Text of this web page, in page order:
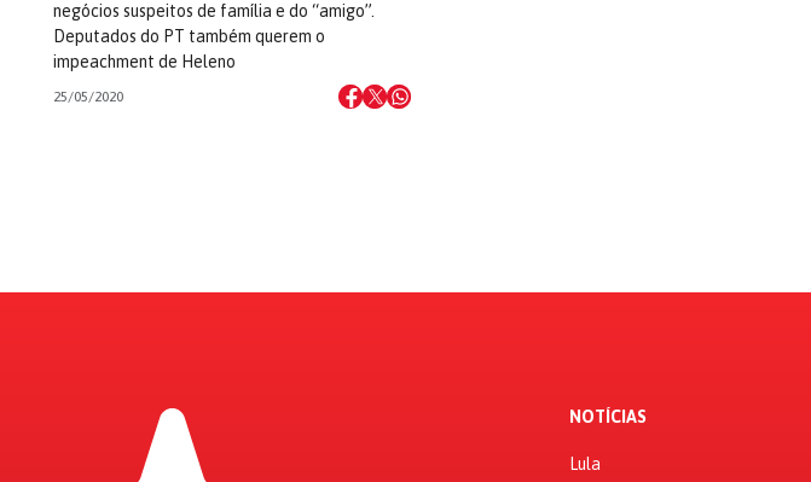
negócios suspeitos de família e do “amigo”.
Deputados do PT também querem o
impeachment de Heleno
25/05/2020
NOTÍCIAS
Lula